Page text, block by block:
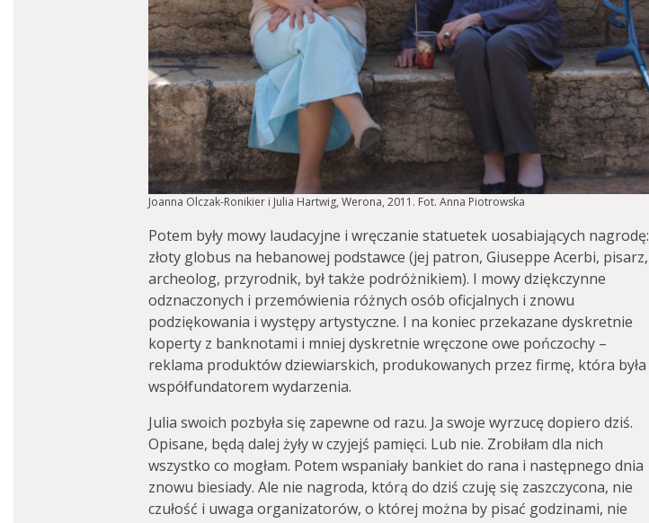
Joanna Olczak-Ronikier i Julia Hartwig, Werona, 2011. Fot. Anna Piotrowska
Potem były mowy laudacyjne i wręczanie statuetek uosabiających nagrodę:
złoty globus na hebanowej podstawce (jej patron, Giuseppe Acerbi, pisarz,
archeolog, przyrodnik, był także podróżnikiem). I mowy dziękczynne
odznaczonych i przemówienia różnych osób oficjalnych i znowu
podziękowania i występy artystyczne. I na koniec przekazane dyskretnie
koperty z banknotami i mniej dyskretnie wręczone owe pończochy –
reklama produktów dziewiarskich, produkowanych przez firmę, która była
współfundatorem wydarzenia.
Julia swoich pozbyła się zapewne od razu. Ja swoje wyrzucę dopiero dziś.
Opisane, będą dalej żyły w czyjejś pamięci. Lub nie. Zrobiłam dla nich
wszystko co mogłam. Potem wspaniały bankiet do rana i następnego dnia
znowu biesiady. Ale nie nagroda, którą do dziś czuję się zaszczycona, nie
czułość i uwaga organizatorów, o której można by pisać godzinami, nie